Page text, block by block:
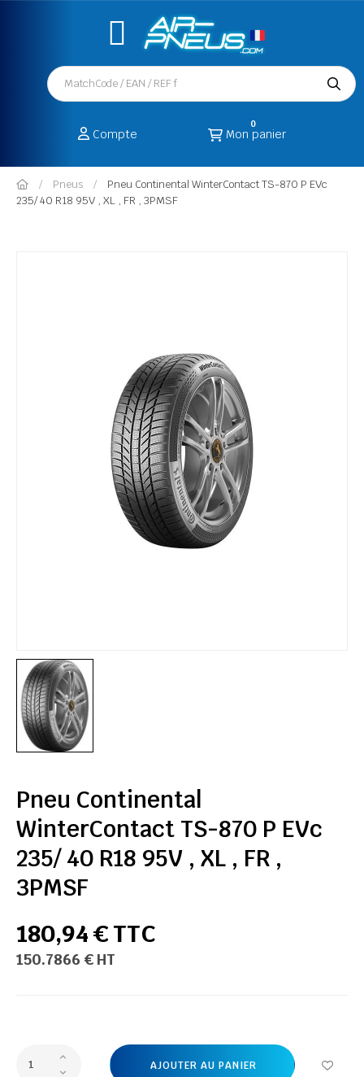
Compte Mon panier
0
Pneus
Pneu Continental WinterContact TS-870 P EVc
235/ 40 R18 95V , XL , FR , 3PMSF
Pneu Continental
WinterContact TS-870 P EVc
235/ 40 R18 95V , XL , FR ,
3PMSF
180,94 € TTC
150.7866 € HT
AJOUTER AU PANIER